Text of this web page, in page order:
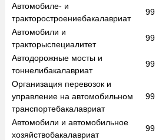
Автомобиле- и
тракторостроениебакалавриат
99
Автомобили и
тракторыспециалитет
99
Автодорожные мосты и
тоннелибакалавриат
99
Организация перевозок и
управление на автомобильном
транспортебакалавриат
99
Автомобили и автомобильное
хозяйствобакалавриат
99